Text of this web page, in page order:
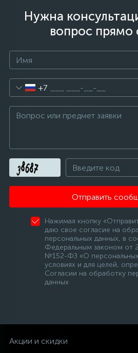
Нужна
вопрос прямо
+7
Отправить
Нажимая кнопку
даю свое согласие на
персональных данных, в
Федеральным законом от
№152-ФЗ «О
условиях и для целей,
Согласии на обработку
данных
Акции и скидки